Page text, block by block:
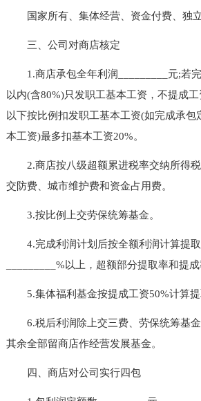
国家所有、集体经营、资金付费、独立
三、公司对商店核定
1.商店承包全年利润_________元;若完
以内(含80%)只发职工基本工资，不提成
以下按比例扣发职工基本工资(如完成承包
本工资)最多扣基本工资20%。
2.商店按八级超额累进税率交纳所得税
交防费、城市维护费和资金占用费。
3.按比例上交劳保统筹基金。
4.完成利润计划后按全额利润计算提取
_________%以上，超额部分提取率和提成
5.集体福利基金按提成工资50%计算提
6.税后利润除上交三费、劳保统筹基金
其余全部留商店作经营发展基金。
四、商店对公司实行四包